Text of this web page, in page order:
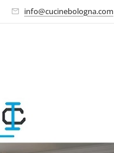
info@cucinebologna.com